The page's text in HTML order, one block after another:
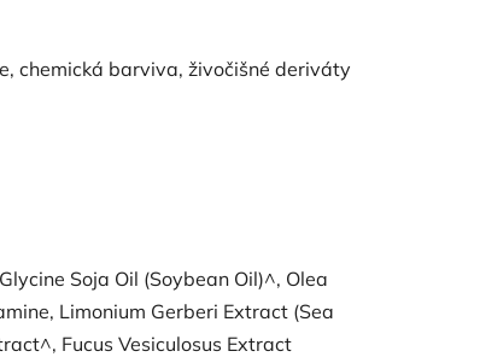
chemická barviva, živočišné deriváty
Soja Oil (Soybean Oil)^, Olea
Limonium Gerberi Extract (Sea
Fucus Vesiculosus Extract